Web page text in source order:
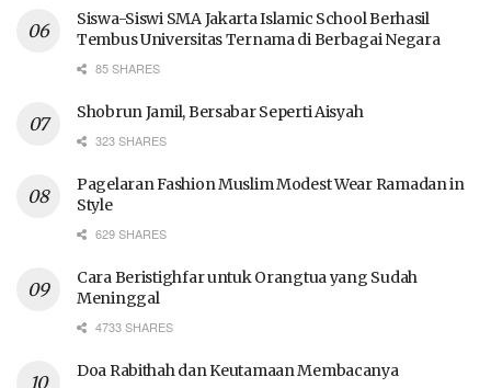
Siswa-Siswi SMA Jakarta Islamic School Berhasil
Tembus Universitas Ternama di Berbagai Negara
85 SHARES
Shobrun Jamil, Bersabar Seperti Aisyah
323 SHARES
Pagelaran Fashion Muslim Modest Wear Ramadan in
Style
629 SHARES
Cara Beristighfar untuk Orangtua yang Sudah
Meninggal
4733 SHARES
Doa Rabithah dan Keutamaan Membacanya